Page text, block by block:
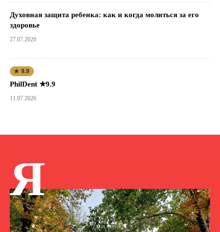
Духовная защита ребенка: как и когда молиться за его
здоровье
27.07.2026
★ 9.9
PhilDent ★9.9
11.07.2026
Я